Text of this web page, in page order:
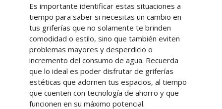
Es importante identificar estas situaciones a
tiempo para saber si necesitas un cambio en
tus griferías que no solamente te brinden
comodidad o estilo, sino que también eviten
problemas mayores y desperdicio o
incremento del consumo de agua. Recuerda
que lo ideal es poder disfrutar de griferías
estéticas que adornen tus espacios, al tiempo
que cuenten con tecnología de ahorro y que
funcionen en su máximo potencial.